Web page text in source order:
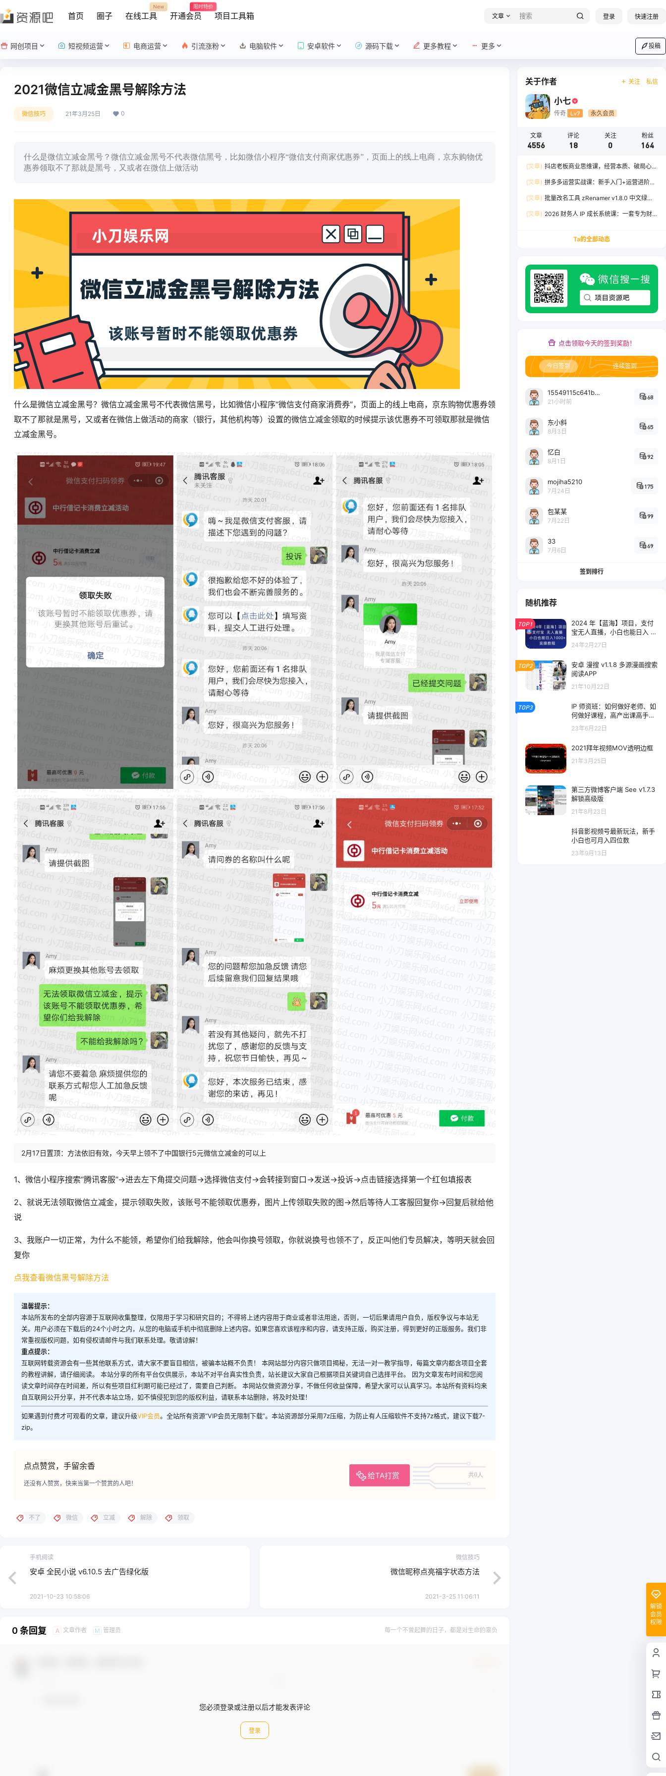
首页 圈子 在线工具
New
开通会员
限时特价
项目工具箱 文章 登录 快速注册
网创项目 短视频运营 电商运营 引流涨粉 电脑软件 安卓软件 源码下载 更多教程 更多 投稿
2021微信立减金黑号解除方法
微信技巧 21年3月25日 0
什么是微信立减金黑号？微信立减金黑号不代表微信黑号，比如微信小程序“微信支付商家优惠券”，页面上的线上电商，京东购物优
惠券领取不了那就是黑号，又或者在微信上做活动
什么是微信立减金黑号？微信立减金黑号不代表微信黑号，比如微信小程序“微信支付商家消费券”，页面上的线上电商，京东购物优惠券领
取不了那就是黑号，又或者在微信上做活动的商家（银行，其他机构等）设置的微信立减金领取的时候提示该优惠券不可领取那就是微信
立减金黑号。
2月17日置顶：方法依旧有效，今天早上领不了中国银行5元微信立减金的可以上
1、微信小程序搜索“腾讯客服”->进去左下角提交问题->选择微信支付->会转接到窗口->发送->投诉->点击链接选择第一个红包填报表
2、就说无法领取微信立减金，提示领取失败，该账号不能领取优惠券，图片上传领取失败的图->然后等待人工客服回复你->回复后就给他
说
3、我账户一切正常，为什么不能领，希望你们给我解除，他会叫你换号领取，你就说换号也领不了，反正叫他们专员解决，等明天就会回
复你
点我查看微信黑号解除方法
温馨提示：
本站所发布的全部内容源于互联网收集整理，仅限用于学习和研究目的；不得将上述内容用于商业或者非法用途，否则，一切后果请用户自负，版权争议与本站无
关。用户必须在下载后的24个小时之内，从您的电脑或手机中彻底删除上述内容。如果您喜欢该程序和内容，请支持正版，购买注册，得到更好的正版服务。我们非
常重视版权问题，如有侵权请邮件与我们联系处理。敬请谅解！
重点提示：
互联网转载资源会有一些其他联系方式，请大家不要盲目相信，被骗本站概不负责！ 本网站部分内容只做项目揭秘，无法一对一教学指导，每篇文章内都含项目全套
的教程讲解，请仔细阅读。 本站分享的所有平台仅供展示，本站不对平台真实性负责，站长建议大家自己根据项目关键词自己选择平台。 因为文章发布时间和您阅
读文章时间存在时间差，所以有些项目红利期可能已经过了，需要自己判断。 本网站仅做资源分享，不做任何收益保障，希望大家可以认真学习。本站所有资料均来
自互联网公开分享，并不代表本站立场，如不慎侵犯到您的版权利益，请联系本站删除，将及时处理！
如果遇到付费才可观看的文章，建议升级VIP会员。全站所有资源“VIP会员无限制下载”。本站资源部分采用7z压缩，为防止有人压缩软件不支持7z格式，建议下载7-
zip。
点点赞赏，手留余香
给TA打赏 共0人
还没有人赞赏，快来当第一个赞赏的人吧！
不了 微信 立减 解除 领取
手机阅读
安卓 全民小说 v6.10.5 去广告绿化版
2021-10-23 10:58:06
微信技巧
微信昵称点亮福字状态方法
2021-3-25 11:06:11
0 条回复 A 文章作者 M 管理员 每一个不曾起舞的日子，都是对生命的辜负
您必须登录或注册以后才能发表评论
登录
关于作者 关注 私信
小七
传奇 Lv7 永久会员
文章
4556
评论
18
关注
0
粉丝
164
[文章] 抖店老板商业思维课，经营本质、破局心
增
[文章] 拼多多运营实战课：新手入门+运营进阶、
出百单
[文章] 批量改名工具 zRenamer v1.8.0 中文绿色
[文章] 2026 财务人 IP 成长系统课：一套专为财
Ta的全部动态
点击领取今天的签到奖励！
今日签到 连续签到
15549115c641bc6524e64d1d800349ec7396
21小时前
68
东小斜
8月3日
65
忆白
8月1日
92
mojiha5210
7月24日
175
包某某
7月22日
99
33
7月6日
69
签到排行
随机推荐
TOP1
2024 年【蓝海】项目，支付
宝无人直播，小白也能日入 10
00+ 实操教程
24年2月27日
TOP2
安卓 漫搜 v1.1.8 多源漫画搜索
阅读APP
21年10月22日
TOP3
IP 师资班：如何做好老师、如
何做好课程，高产出课高手带
你做好知识付费
23年6月22日
2021拜年视频MOV透明边框
21年3月25日
第三方微博客户端 See v1.7.3
解锁高级版
21年8月23日
抖音影视频号最新玩法，新手
小白也可月入四位数
23年9月13日
解锁
会员
权限